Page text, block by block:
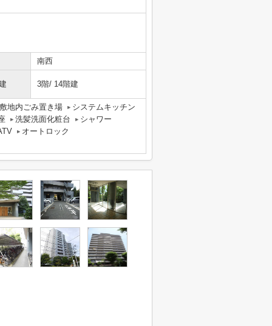
南西
3階/ 14階建
敷地内ごみ置き場
システムキッチン
洗髪洗面化粧台
シャワー
オートロック